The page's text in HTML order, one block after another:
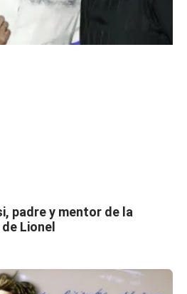
padre y mentor de la
Lionel